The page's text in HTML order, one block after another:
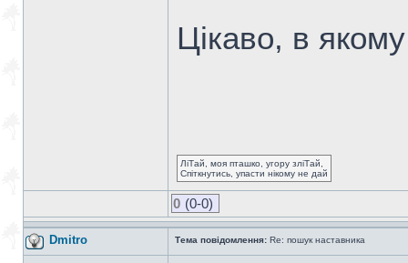
Цікаво, в
ЛіТай, моя пташко, угору зліТай,
Спіткнутись, упасти нікому не дай
0 (0-0)
Dmitro Тема повідомлення: Re: пошук наставника